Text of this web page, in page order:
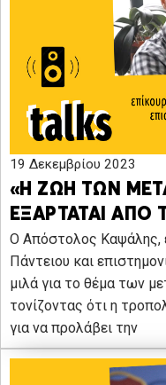
19 Δεκεμβρίου 2023
«Η ΖΩΗ ΤΩΝ
ΕΞΑΡΤΑΤΑΙ ΑΠΟ
Ο Απόστολος Καψάλης,
Πάντειου και
μιλά για το θέμα των
τονίζοντας ότι η
για να προλάβει την